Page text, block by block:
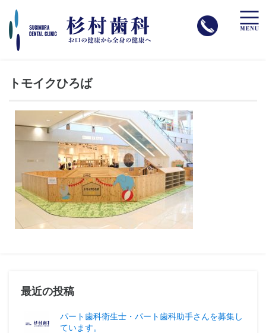
toggle
トモイクひろば
最近の投稿
パート歯科衛生士・パート歯科助手さんを募集し
ています。